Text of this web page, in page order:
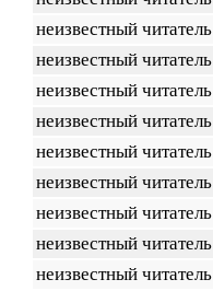
неизвестный читатель
неизвестный читатель
неизвестный читатель
неизвестный читатель
неизвестный читатель
неизвестный читатель
неизвестный читатель
неизвестный читатель
неизвестный читатель